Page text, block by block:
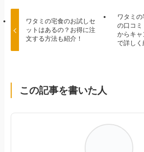
ワタミの宅食のお試しセ
ットはあるの？お得に注
文する方法も紹介！
ワタミの
の口コ
からキャ
で詳しく
この記事を書いた人